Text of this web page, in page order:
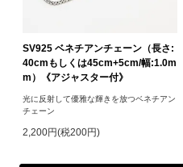
SV925 ベネチアンチェーン（長さ:
40cmもしくは45cm+5cm/幅:1.0m
m）《アジャスター付》
光に反射して優雅な輝きを放つベネチアン
チェーン
2,200円(税200円)